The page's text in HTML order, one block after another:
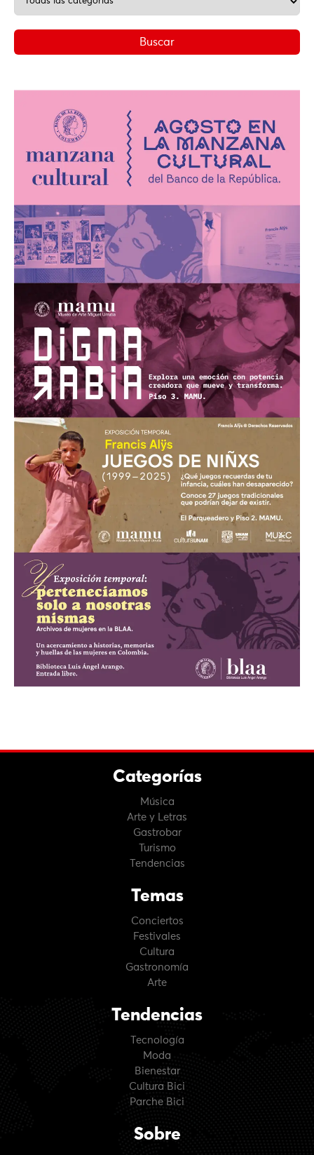
Categorías
Música
Arte y Letras
Gastrobar
Turismo
Tendencias
Temas
Conciertos
Festivales
Cultura
Gastronomía
Arte
Tendencias
Tecnología
Moda
Bienestar
Cultura Bici
Parche Bici
Sobre